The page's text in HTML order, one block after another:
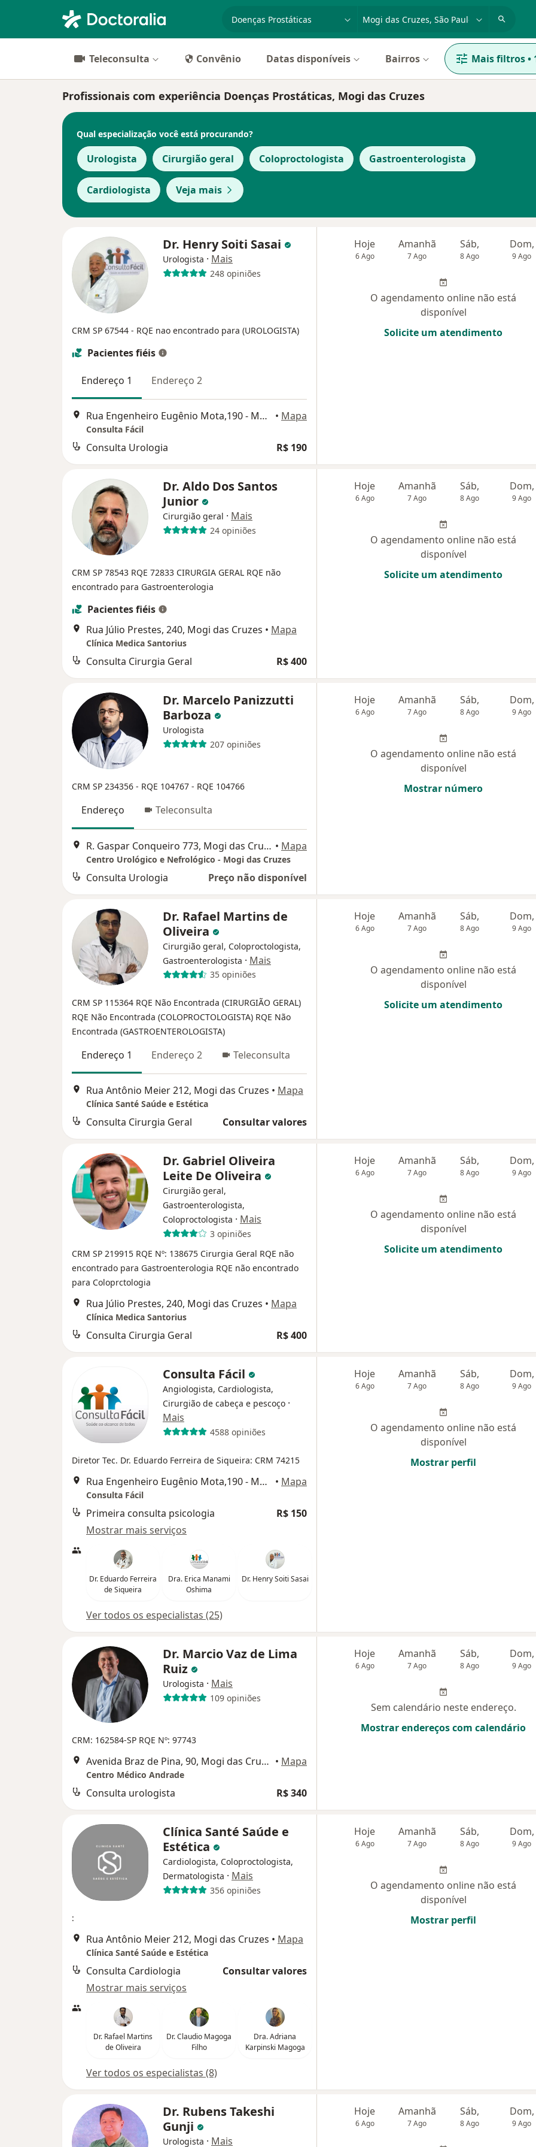
especialidade, doença ou nome
Teleconsulta Convênio Datas disponíveis Bairros Mais filtros•
Profissionais com experiência Doenças Prostáticas, Mogi das Cruzes
Qual especialização você está procurando?
Urologista Cirurgião geral Coloproctologista Gastroenterologista
Cardiologista Veja mais
Dr. Henry Soiti Sasai
Urologista · Mais
248 opiniões
CRM SP 67544 - RQE nao encontrado para (UROLOGISTA)
Pacientes fiéis
Endereço 1 Endereço 2
Rua Engenheiro Eugênio Mota,190 - Mogi das Cruzes, Mogi das Cruzes • Mapa
Consulta Fácil
Consulta Urologia R$ 190
Hoje
6 Ago
Amanhã
7 Ago
Sáb,
8 Ago
Dom,
9 Ago
O agendamento online não está
disponível
Solicite um atendimento
Dr. Aldo Dos Santos
Junior
Cirurgião geral · Mais
24 opiniões
CRM SP 78543 RQE 72833 CIRURGIA GERAL RQE não
encontrado para Gastroenterologia
Pacientes fiéis
Rua Júlio Prestes, 240, Mogi das Cruzes • Mapa
Clínica Medica Santorius
Consulta Cirurgia Geral R$ 400
Hoje
6 Ago
Amanhã
7 Ago
Sáb,
8 Ago
Dom,
9 Ago
O agendamento online não está
disponível
Solicite um atendimento
Dr. Marcelo Panizzutti
Barboza
Urologista
207 opiniões
CRM SP 234356 - RQE 104767 - RQE 104766
Endereço Teleconsulta
R. Gaspar Conqueiro 773, Mogi das Cruzes • Mapa
Centro Urológico e Nefrológico - Mogi das Cruzes
Consulta Urologia Preço não disponível
Hoje
6 Ago
Amanhã
7 Ago
Sáb,
8 Ago
Dom,
9 Ago
O agendamento online não está
disponível
Mostrar número
Dr. Rafael Martins de
Oliveira
Cirurgião geral, Coloproctologista,
Gastroenterologista · Mais
35 opiniões
CRM SP 115364 RQE Não Encontrada (CIRURGIÃO GERAL)
RQE Não Encontrada (COLOPROCTOLOGISTA) RQE Não
Encontrada (GASTROENTEROLOGISTA)
Endereço 1 Endereço 2 Teleconsulta
Rua Antônio Meier 212, Mogi das Cruzes • Mapa
Clínica Santé Saúde e Estética
Consulta Cirurgia Geral Consultar valores
Hoje
6 Ago
Amanhã
7 Ago
Sáb,
8 Ago
Dom,
9 Ago
O agendamento online não está
disponível
Solicite um atendimento
Dr. Gabriel Oliveira
Leite De Oliveira
Cirurgião geral,
Gastroenterologista,
Coloproctologista · Mais
3 opiniões
CRM SP 219915 RQE Nº: 138675 Cirurgia Geral RQE não
encontrado para Gastroenterologia RQE não encontrado
para Coloprctologia
Rua Júlio Prestes, 240, Mogi das Cruzes • Mapa
Clínica Medica Santorius
Consulta Cirurgia Geral R$ 400
Hoje
6 Ago
Amanhã
7 Ago
Sáb,
8 Ago
Dom,
9 Ago
O agendamento online não está
disponível
Solicite um atendimento
Consulta Fácil
Angiologista, Cardiologista,
Cirurgião de cabeça e pescoço ·
Mais
4588 opiniões
Diretor Tec. Dr. Eduardo Ferreira de Siqueira: CRM 74215
Rua Engenheiro Eugênio Mota,190 - Mogi das Cruzes, Mogi das Cruzes • Mapa
Consulta Fácil
Primeira consulta psicologia
R$ 150
Mostrar mais serviços
Dr. Eduardo Ferreira
de Siqueira
Dra. Erica Manami
Oshima
Dr. Henry Soiti Sasai
Ver todos os especialistas (25)
Hoje
6 Ago
Amanhã
7 Ago
Sáb,
8 Ago
Dom,
9 Ago
O agendamento online não está
disponível
Mostrar perfil
Dr. Marcio Vaz de Lima
Ruiz
Urologista · Mais
109 opiniões
CRM: 162584-SP RQE Nº: 97743
Avenida Braz de Pina, 90, Mogi das Cruzes • Mapa
Centro Médico Andrade
Consulta urologista R$ 340
Hoje
6 Ago
Amanhã
7 Ago
Sáb,
8 Ago
Dom,
9 Ago
Sem calendário neste endereço.
Mostrar endereços com calendário
Clínica Santé Saúde e
Estética
Cardiologista, Coloproctologista,
Dermatologista · Mais
356 opiniões
:
Rua Antônio Meier 212, Mogi das Cruzes • Mapa
Clínica Santé Saúde e Estética
Consulta Cardiologia
Consultar valores
Mostrar mais serviços
Dr. Rafael Martins
de Oliveira
Dr. Claudio Magoga
Filho
Dra. Adriana
Karpinski Magoga
Ver todos os especialistas (8)
Hoje
6 Ago
Amanhã
7 Ago
Sáb,
8 Ago
Dom,
9 Ago
O agendamento online não está
disponível
Mostrar perfil
Dr. Rubens Takeshi
Gunji
Urologista · Mais
Hoje
6 Ago
Amanhã
7 Ago
Sáb,
8 Ago
Dom,
9 Ago